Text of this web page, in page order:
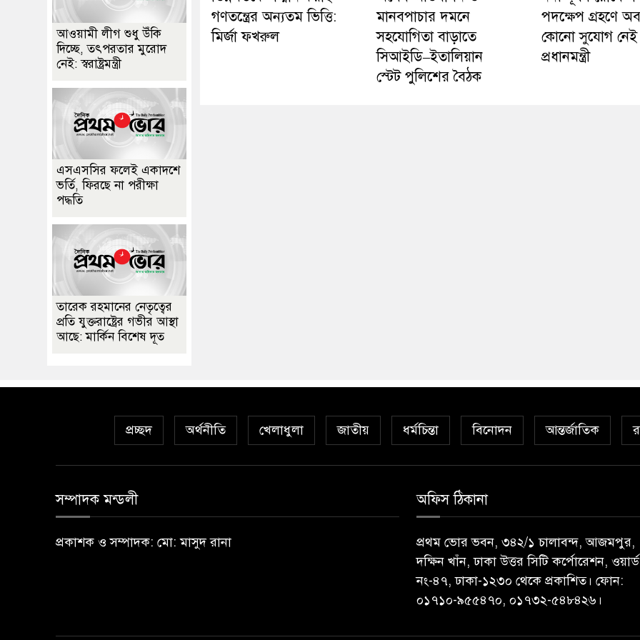
গণতন্ত্রের অন্যতম ভিত্তি:
মির্জা ফখরুল
মানবপাচার দমনে
সহযোগিতা বাড়াতে
সিআইডি–ইতালিয়ান
স্টেট পুলিশের বৈঠক
পদক্ষেপ গ্রহণে
কোনো সুযোগ নেই
প্রধানমন্ত্রী
আওয়ামী লীগ শুধু উঁকি
দিচ্ছে, তৎপরতার মুরোদ
নেই: স্বরাষ্ট্রমন্ত্রী
এসএসসির ফলেই একাদশে
ভর্তি, ফিরছে না পরীক্ষা
পদ্ধতি
তারেক রহমানের নেতৃত্বের
প্রতি যুক্তরাষ্ট্রের গভীর আস্থা
আছে: মার্কিন বিশেষ দূত
প্রচ্ছদ অর্থনীতি খেলাধুলা জাতীয় ধর্মচিন্তা বিনোদন আন্তর্জাতিক
সম্পাদক মন্ডলী
প্রকাশক ও সম্পাদক: মো: মাসুদ রানা
অফিস ঠিকানা
প্রথম ভোর ভবন, ৩৪২/১ চালাবন্দ, আজমপুর,
দক্ষিন খাঁন, ঢাকা উত্তর সিটি কর্পোরেশন, ওয়ার্ড
নং-৪৭, ঢাকা-১২৩০ থেকে প্রকাশিত। ফোন:
০১৭১০-৯৫৫৪৭০, ০১৭৩২-৫৪৮৪২৬।